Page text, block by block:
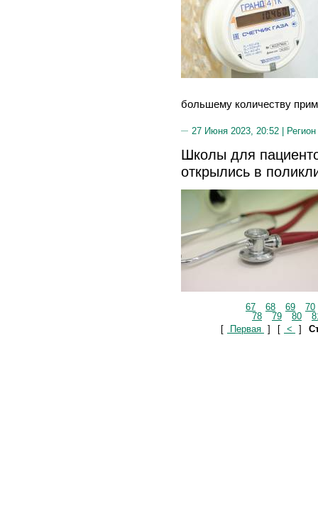
большему количеству
27 Июня 2023, 20:52 |
Школы для
открылись в
67 68 69
70
78
79 80
[
Первая ] [ < ]